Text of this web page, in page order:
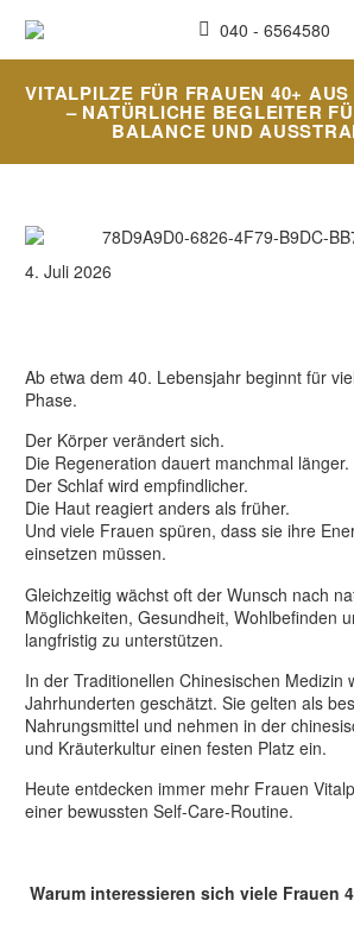
040 - 6564580
VITALPILZE FÜR FRAUEN 40+
– NATÜRLICHE BEGLEITER
BALANCE UND
4. Juli 2026
Ab etwa dem 40. Lebensjahr beginnt für
Phase.
Der Körper verändert sich.
Die Regeneration dauert manchmal länger.
Der Schlaf wird empfindlicher.
Die Haut reagiert anders als früher.
Und viele Frauen spüren, dass sie ihre
einsetzen müssen.
Gleichzeitig wächst oft der Wunsch nach
Möglichkeiten, Gesundheit, Wohlbefinden
langfristig zu unterstützen.
In der Traditionellen Chinesischen Medizin
Jahrhunderten geschätzt. Sie gelten als
Nahrungsmittel und nehmen in der
und Kräuterkultur einen festen Platz ein.
Heute entdecken immer mehr Frauen
einer bewussten Self-Care-Routine.
Warum interessieren sich viele Frauen